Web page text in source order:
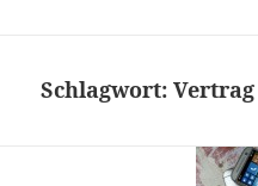
Schlagwort:Vertrag